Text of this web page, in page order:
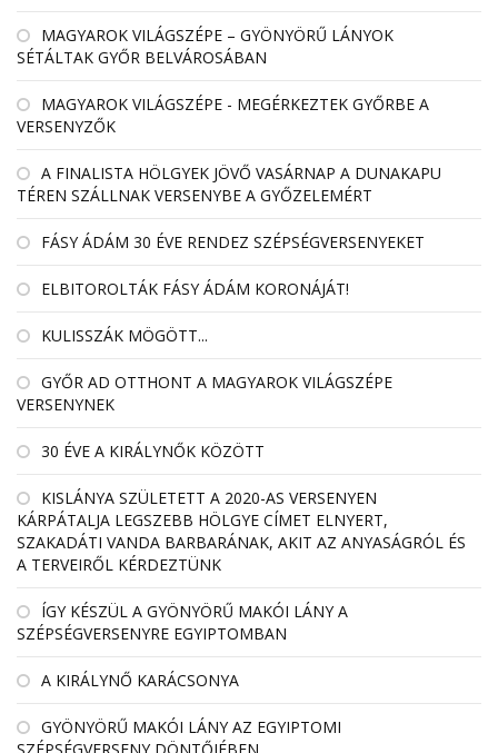
MAGYAROK VILÁGSZÉPE – GYÖNYÖRŰ LÁNYOK
SÉTÁLTAK GYŐR BELVÁROSÁBAN
MAGYAROK VILÁGSZÉPE - MEGÉRKEZTEK GYŐRBE A
VERSENYZŐK
A FINALISTA HÖLGYEK JÖVŐ VASÁRNAP A DUNAKAPU
TÉREN SZÁLLNAK VERSENYBE A GYŐZELEMÉRT
FÁSY ÁDÁM 30 ÉVE RENDEZ SZÉPSÉGVERSENYEKET
ELBITOROLTÁK FÁSY ÁDÁM KORONÁJÁT!
KULISSZÁK MÖGÖTT...
GYŐR AD OTTHONT A MAGYAROK VILÁGSZÉPE
VERSENYNEK
30 ÉVE A KIRÁLYNŐK KÖZÖTT
KISLÁNYA SZÜLETETT A 2020-AS VERSENYEN
KÁRPÁTALJA LEGSZEBB HÖLGYE CÍMET ELNYERT,
SZAKADÁTI VANDA BARBARÁNAK, AKIT AZ ANYASÁGRÓL ÉS
A TERVEIRŐL KÉRDEZTÜNK
ÍGY KÉSZÜL A GYÖNYÖRŰ MAKÓI LÁNY A
SZÉPSÉGVERSENYRE EGYIPTOMBAN
A KIRÁLYNŐ KARÁCSONYA
GYÖNYÖRŰ MAKÓI LÁNY AZ EGYIPTOMI